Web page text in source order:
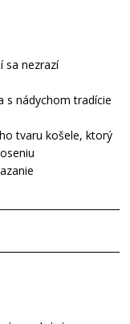
sa nezrazí
s nádychom tradície
tvaru košele, ktorý